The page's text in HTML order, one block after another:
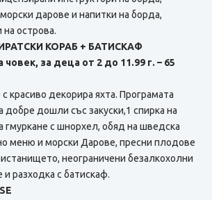
дарове и напитки на борда,
острова.
КОРАБ + БАТИСКАФ
за деца от 2 до 11.99 г. – 65
красиво декорира яхта. Програмата
добре дошли със закуски,1 спирка на
гмуркане с шнорхел, обяд на шведска
меню и морски Дарове, пресни плодове
неограничени безалкохолни
и разходка с батискаф.